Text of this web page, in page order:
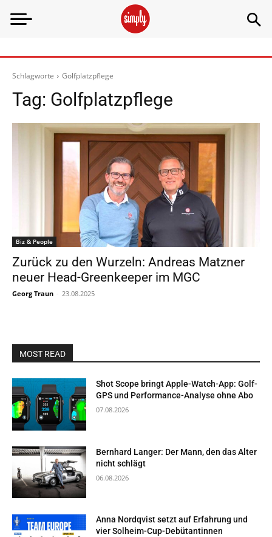
Schlagworte Golfplatzpflege
Tag: Golfplatzpflege
Biz & People
Zurück zu den Wurzeln: Andreas Matzner
neuer Head-Greenkeeper im MGC
Georg Traun - 23.08.2025
MOST READ
Shot Scope bringt Apple-Watch-App: Golf-
GPS und Performance-Analyse ohne Abo
07.08.2026
Bernhard Langer: Der Mann, den das Alter
nicht schlägt
06.08.2026
Anna Nordqvist setzt auf Erfahrung und
vier Solheim-Cup-Debütantinnen